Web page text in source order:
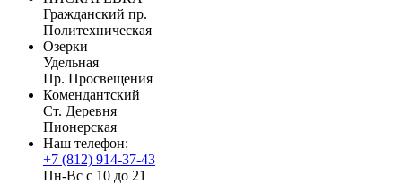
Гражданский пр.
Политехническая
Озерки
Удельная
Пр. Просвещения
Комендантский
Ст. Деревня
Пионерская
Наш телефон:
+7 (812) 914-37-43
Пн-Вс с 10 до 21